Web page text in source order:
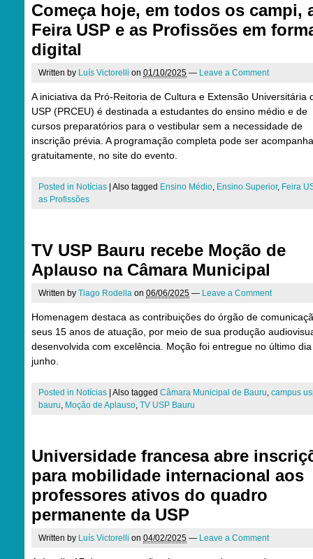
Começa hoje, em todos os campi,
Feira USP e as Profissões em
digital
Written by Luís Victorelli on 01/10/2025 — Leave a Comment
A iniciativa da Pró-Reitoria de Cultura e Extensão Universitária
USP (PRCEU) é destinada a estudantes do ensino médio e de
cursos preparatórios para o vestibular sem a necessidade de
inscrição prévia. A programação completa pode ser
gratuitamente, no site do evento.
Posted in Notícias Also tagged Ensino Médio, Ensino Superior, Feira
as Profissões
TV USP Bauru recebe Moção de
Aplauso na Câmara Municipal
Written by Tiago Rodella on 06/06/2025 — Leave a Comment
Homenagem destaca as contribuições do órgão de
seus 15 anos de atuação, por meio de sua produção
desenvolvida com excelência. Moção foi entregue no último
junho.
Posted in Notícias Also tagged Câmara Municipal de Bauru, campus
bauru, Moção de Aplauso, TV USP Bauru
Universidade francesa abre
para mobilidade internacional aos
professores ativos do quadro
permanente da USP
Written by Luís Victorelli on 04/02/2025 — Leave a Comment